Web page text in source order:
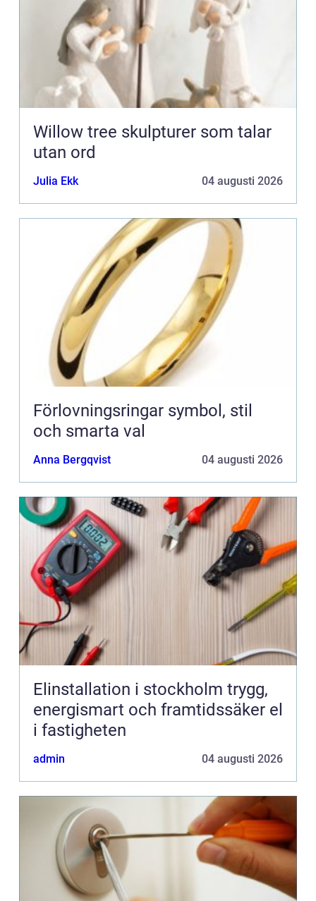
Willow tree skulpturer som talar
utan ord
Julia Ekk 04 augusti 2026
Förlovningsringar symbol, stil
och smarta val
Anna Bergqvist 04 augusti 2026
Elinstallation i stockholm trygg,
energismart och framtidssäker el
i fastigheten
admin 04 augusti 2026